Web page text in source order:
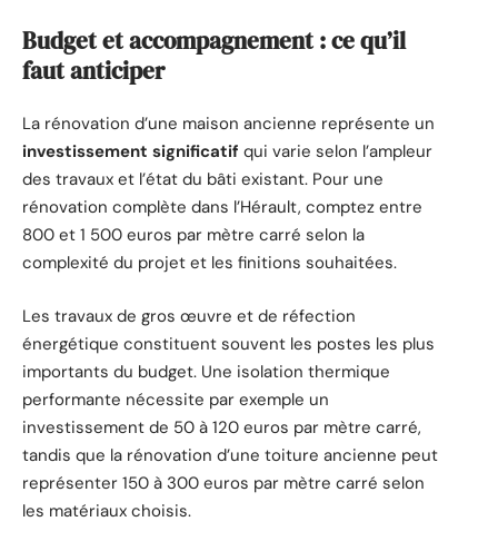
Budget et accompagnement : ce qu’il
faut anticiper
La rénovation d’une maison ancienne représente un
investissement significatif qui varie selon l’ampleur
des travaux et l’état du bâti existant. Pour une
rénovation complète dans l’Hérault, comptez entre
800 et 1 500 euros par mètre carré selon la
complexité du projet et les finitions souhaitées.
Les travaux de gros œuvre et de réfection
énergétique constituent souvent les postes les plus
importants du budget. Une isolation thermique
performante nécessite par exemple un
investissement de 50 à 120 euros par mètre carré,
tandis que la rénovation d’une toiture ancienne peut
représenter 150 à 300 euros par mètre carré selon
les matériaux choisis.